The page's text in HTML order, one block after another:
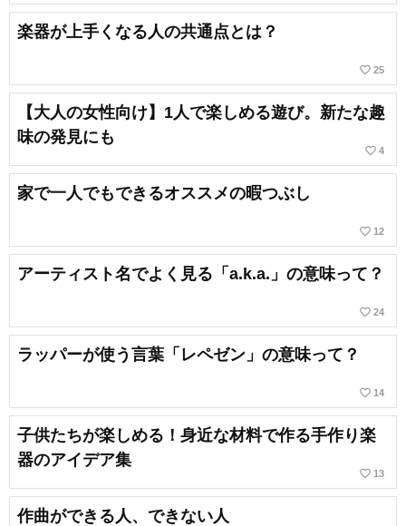
楽器が上手くなる人の共通点とは？
favorite_border 25
【大人の女性向け】1人で楽しめる遊び。新たな趣
味の発見にも
favorite_border 4
家で一人でもできるオススメの暇つぶし
favorite_border 12
アーティスト名でよく見る「a.k.a.」の意味って？
favorite_border 24
ラッパーが使う言葉「レペゼン」の意味って？
favorite_border 14
子供たちが楽しめる！身近な材料で作る手作り楽
器のアイデア集
favorite_border 13
作曲ができる人、できない人